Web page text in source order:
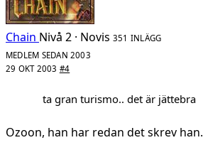
Chain Nivå 2 · Novis 351 INLÄGG
MEDLEM SEDAN 2003
29 OKT 2003 #4
ta gran turismo.. det är jättebra
Ozoon, han har redan det skrev han.